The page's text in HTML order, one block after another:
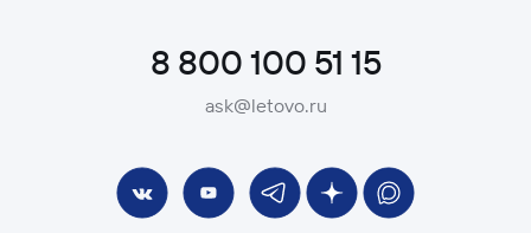
8 800 100 51 15
ask@letovo.ru